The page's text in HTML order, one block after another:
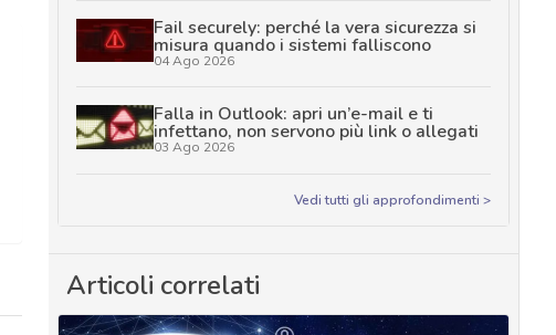
Fail securely: perché la vera sicurezza si
misura quando i sistemi falliscono
04 Ago 2026
Falla in Outlook: apri un’e-mail e ti
infettano, non servono più link o allegati
03 Ago 2026
Vedi tutti gli approfondimenti >
Articoli correlati